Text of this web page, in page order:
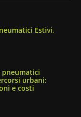
Estivi,
pneumatici
urbani:
e costi